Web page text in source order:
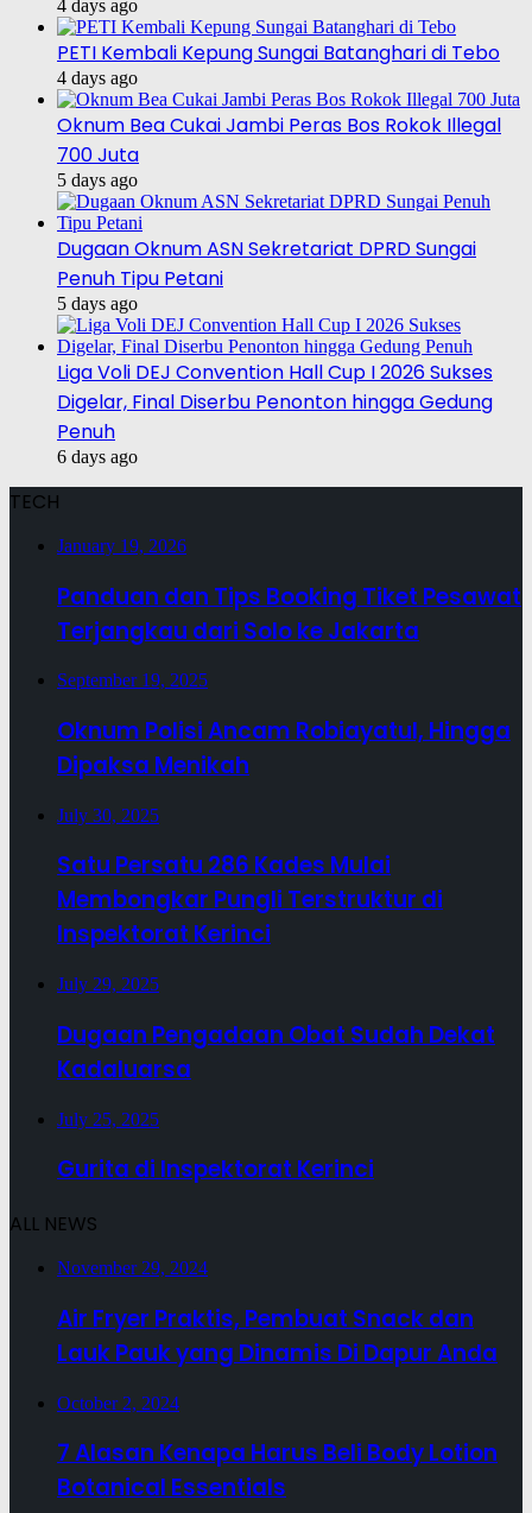
4 days ago
PETI Kembali Kepung Sungai Batanghari di Tebo
4 days ago
Oknum Bea Cukai Jambi Peras Bos Rokok Illegal
700 Juta
5 days ago
Dugaan Oknum ASN Sekretariat DPRD Sungai
Penuh Tipu Petani
5 days ago
Liga Voli DEJ Convention Hall Cup I 2026 Sukses
Digelar, Final Diserbu Penonton hingga Gedung
Penuh
6 days ago
TECH
January 19, 2026
Panduan dan Tips Booking Tiket Pesawat
Terjangkau dari Solo ke Jakarta
September 19, 2025
Oknum Polisi Ancam Robiayatul, Hingga
Dipaksa Menikah
July 30, 2025
Satu Persatu 286 Kades Mulai
Membongkar Pungli Terstruktur di
Inspektorat Kerinci
July 29, 2025
Dugaan Pengadaan Obat Sudah Dekat
Kadaluarsa
July 25, 2025
Gurita di Inspektorat Kerinci
ALL NEWS
November 29, 2024
Air Fryer Praktis, Pembuat Snack dan
Lauk Pauk yang Dinamis Di Dapur Anda
October 2, 2024
7 Alasan Kenapa Harus Beli Body Lotion
Botanical Essentials